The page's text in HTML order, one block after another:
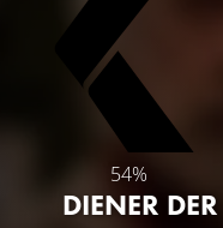
54%
DIENER